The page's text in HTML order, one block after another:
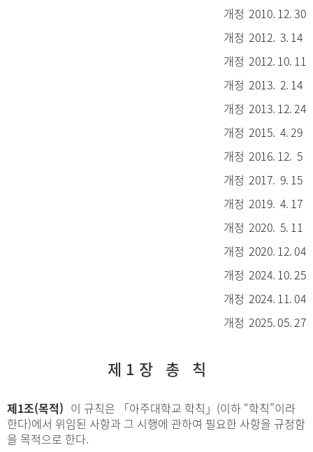
개정 2010. 12. 30
개정 2012. 3. 14
개정 2012. 10. 11
개정 2013. 2. 14
개정 2013. 12. 24
개정 2015. 4. 29
개정 2016. 12. 5
개정 2017. 9. 15
개정 2019. 4. 17
개정 2020. 5. 11
개정 2020. 12. 04
개정 2024. 10. 25
개정 2024. 11. 04
개정 2025. 05. 27
제 1 장 총 칙
제1조(목적) 이 규칙은 「아주대학교 학칙」(이하 “학칙”이라
한다)에서 위임된 사항과 그 시행에 관하여 필요한 사항을 규정함
을 목적으로 한다.